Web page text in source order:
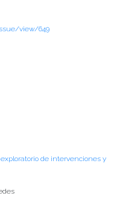
view/649
de intervenciones y